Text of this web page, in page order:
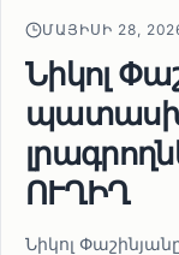
ՄԱՅԻՍԻ 28,
Նիկոլ
ՈՒՂԻՂ
Նիկոլ